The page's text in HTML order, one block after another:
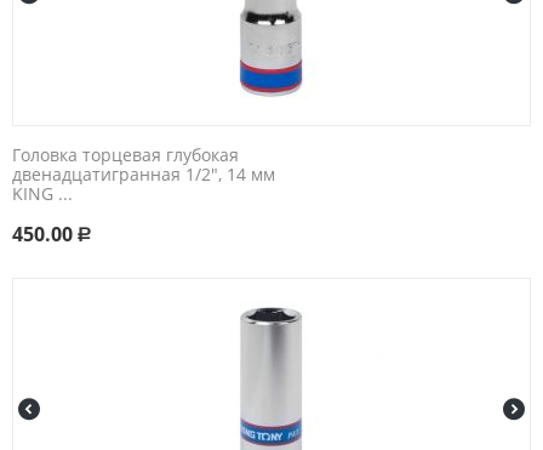
Головка торцевая глубокая
двенадцатигранная 1/2", 14 мм
KING ...
450.00 Р